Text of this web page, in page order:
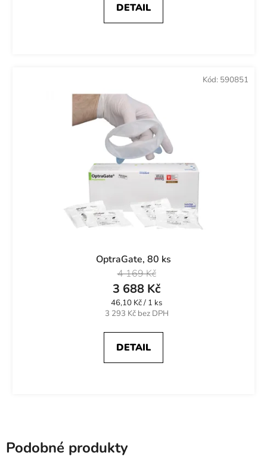
DETAIL
OptraGate, 80 ks
3 293 Kč bez DPH
3 688 Kč
4 169 Kč
Měrná
cena:
46,10 Kč / 1 ks
DETAIL
Kód: 590851
Podobné produkty